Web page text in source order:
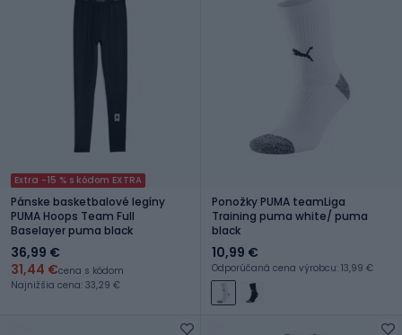
Extra -15 % s kódom EXTRA
Pánske basketbalové legíny
PUMA Hoops Team Full
Baselayer puma black
36,99 €
31,44 €cena s kódom
Najnižšia cena: 33,29 €
Ponožky PUMA teamLiga
Training puma white/ puma
black
10,99 €
Odporúčaná cena výrobcu: 13,99 €